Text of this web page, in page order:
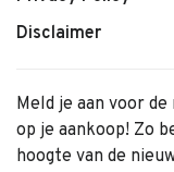
Disclaimer
Meld je aan voor
op je aankoop! Zo
hoogte van de